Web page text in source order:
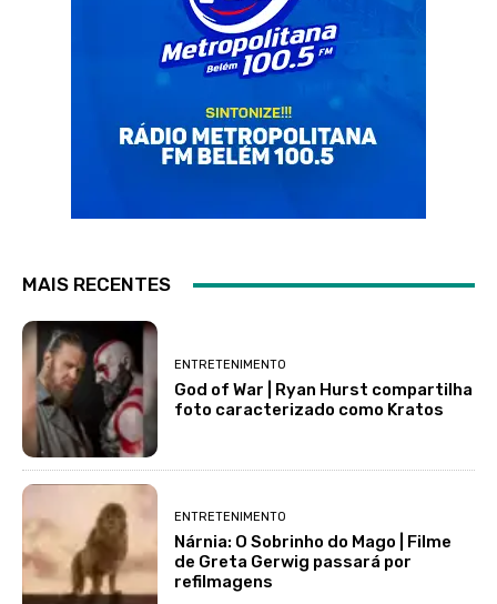
MAIS RECENTES
ENTRETENIMENTO
God of War | Ryan Hurst compartilha
foto caracterizado como Kratos
ENTRETENIMENTO
Nárnia: O Sobrinho do Mago | Filme
de Greta Gerwig passará por
refilmagens